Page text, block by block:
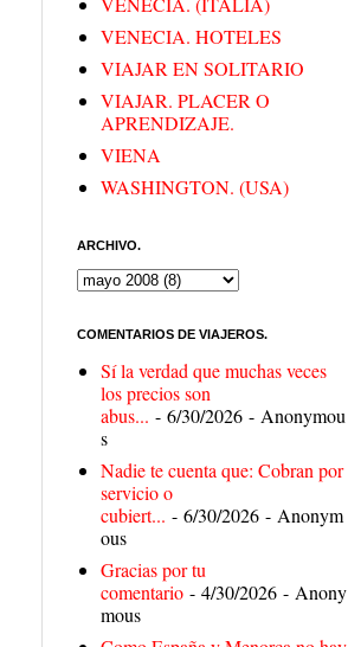
VENECIA. HOTELES
VIAJAR EN SOLITARIO
VIAJAR. PLACER O
APRENDIZAJE.
VIENA
WASHINGTON. (USA)
ARCHIVO.
COMENTARIOS DE VIAJEROS.
Sí la verdad que muchas veces
los precios son
abus... - 6/30/2026 - Anonymou
s
Nadie te cuenta que: Cobran por
servicio o
cubiert... - 6/30/2026 - Anonym
ous
Gracias por tu
comentario - 4/30/2026 - Anony
mous